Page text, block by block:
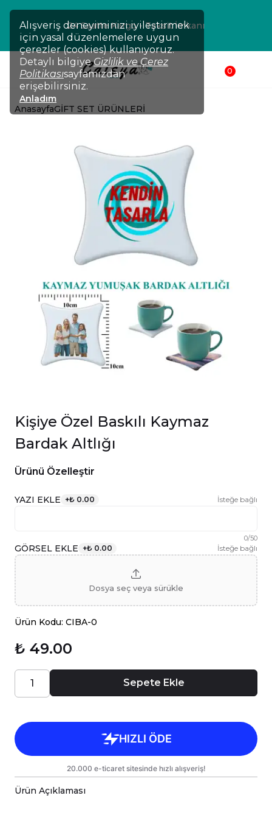
Alışveriş deneyiminizi iyileştirmek
için yasal düzenlemelere uygun
çerezler (cookies) kullanıyoruz.
Detaylı bilgiye Gizlilik ve Çerez
Politikasısayfamızdan
erişebilirsiniz.
Anladım
24 Saatte Kargo - Taksit İmkanı
0
AnasayfaGİFT SET ÜRÜNLERİ
Kişiye Özel Baskılı Kaymaz
Bardak Altlığı
Ürünü Özelleştir
YAZI EKLE +₺ 0.00 İsteğe bağlı
0/50
GÖRSEL EKLE +₺ 0.00 İsteğe bağlı
Dosya seç veya sürükle
Ürün Kodu: CIBA-0
₺ 49.00
Sepete Ekle
Ürün Açıklaması